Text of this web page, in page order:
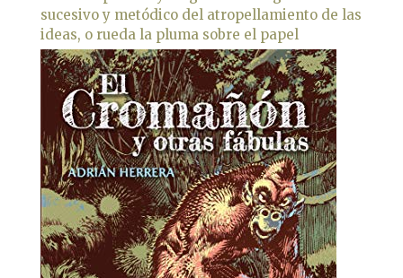
sucesivo y metódico del atropellamiento de las
ideas, o rueda la pluma sobre el papel